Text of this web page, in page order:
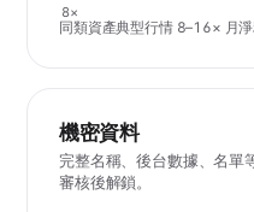
8×
同類資產典型行情 8–16× 月淨
機密資料
完整名稱、後台數據、名單
審核後解鎖。